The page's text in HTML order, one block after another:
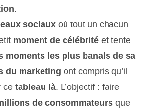
.
sociaux où tout un chacun
moment de célébrité et tente
moments les plus banals de sa
du marketing ont compris qu’il
cetableau là. L’objectif : faire
de consommateurs que